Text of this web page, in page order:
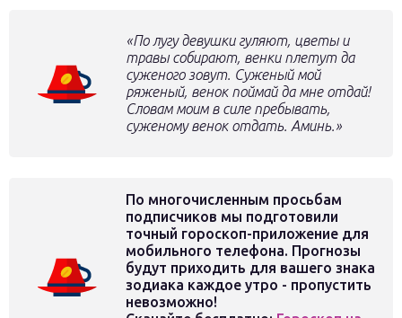
«По лугу девушки гуляют, цветы и
травы собирают, венки плетут да
суженого зовут. Суженый мой
ряженый, венок поймай да мне отдай!
Словам моим в силе пребывать,
суженому венок отдать. Аминь.»
По многочисленным просьбам
подписчиков мы подготовили
точный гороскоп-приложение для
мобильного телефона. Прогнозы
будут приходить для вашего знака
зодиака каждое утро - пропустить
невозможно!